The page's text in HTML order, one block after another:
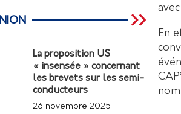
En
La proposition US
« insensée » concernant
les brevets sur les semi-
conducteurs
26 novembre 2025